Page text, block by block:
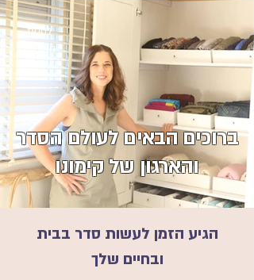
לחנות
האונליין
ברוכים הבאים לעולם הסדר
והארגון של קימונו
הגיע הזמן לעשות סדר בבית
ובחיים שלך